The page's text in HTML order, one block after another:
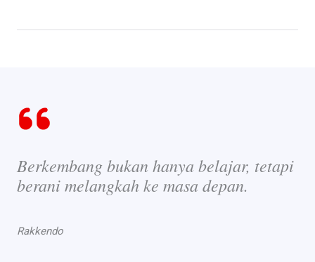
Berkembang bukan hanya belajar, tetapi
berani melangkah ke masa depan.
Rakkendo